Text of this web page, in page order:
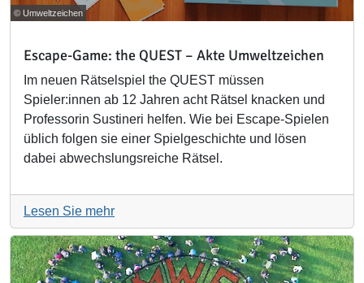
© Umweltzeichen
Escape-Game: the QUEST – Akte Umweltzeichen
Im neuen Rätselspiel the QUEST müssen
Spieler:innen ab 12 Jahren acht Rätsel knacken und
Professorin Sustineri helfen. Wie bei Escape-Spielen
üblich folgen sie einer Spielgeschichte und lösen
dabei abwechslungsreiche Rätsel.
Lesen Sie mehr